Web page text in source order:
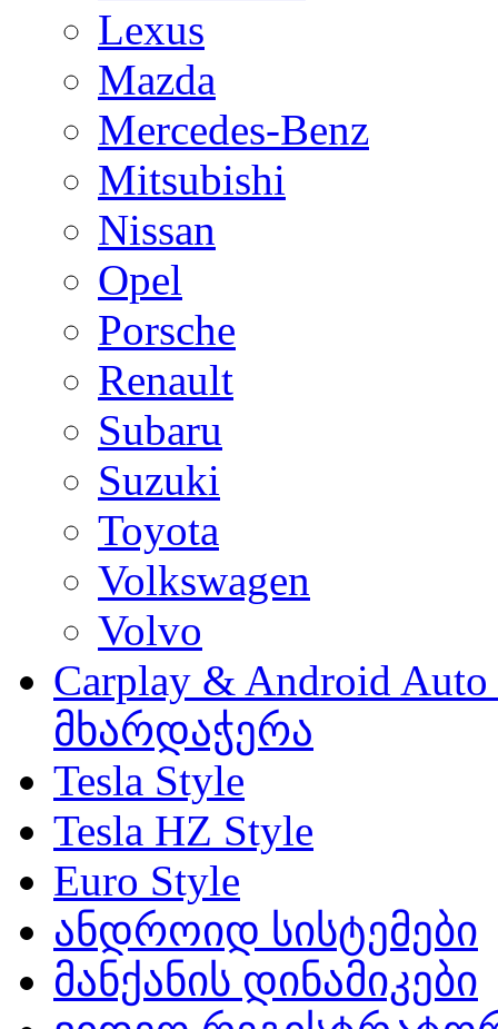
Lexus
Mazda
Mercedes-Benz
Mitsubishi
Nissan
Opel
Porsche
Renault
Subaru
Suzuki
Toyota
Volkswagen
Volvo
Carplay & Android
მხარდაჭერა
Tesla Style
Tesla HZ Style
Euro Style
ანდროიდ სისტემები
მანქანის დინამიკები